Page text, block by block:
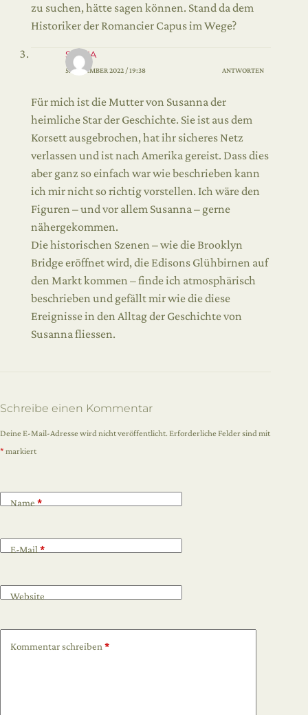
zu suchen, hätte sagen können. Stand da dem
Historiker der Romancier Capus im Wege?
SYLVIA
5. DEZEMBER 2022 / 19:38 ANTWORTEN
Für mich ist die Mutter von Susanna der
heimliche Star der Geschichte. Sie ist aus dem
Korsett ausgebrochen, hat ihr sicheres Netz
verlassen und ist nach Amerika gereist. Dass dies
aber ganz so einfach war wie beschrieben kann
ich mir nicht so richtig vorstellen. Ich wäre den
Figuren – und vor allem Susanna – gerne
nähergekommen.
Die historischen Szenen – wie die Brooklyn
Bridge eröffnet wird, die Edisons Glühbirnen auf
den Markt kommen – finde ich atmosphärisch
beschrieben und gefällt mir wie die diese
Ereignisse in den Alltag der Geschichte von
Susanna fliessen.
Schreibe einen Kommentar
Deine E-Mail-Adresse wird nicht veröffentlicht.Erforderliche Felder sind mit
* markiert
Name*
E-Mail*
Website
Kommentar schreiben*